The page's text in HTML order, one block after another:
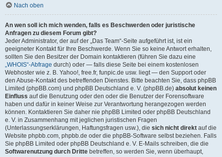
Nach oben
An wen soll ich mich wenden, falls es Beschwerden oder juristische
Anfragen zu diesem Forum gibt?
Jeder Administrator, der auf der „Das Team“-Seite aufgeführt ist, ist ein
geeigneter Kontakt für Ihre Beschwerde. Wenn Sie so keine Antwort erhalten,
sollten Sie den Besitzer der Domain kontaktieren (führen Sie dazu eine
„WHOIS“-Abfrage durch) oder — falls diese Seite bei einem kostenlosen
Webhoster wie z. B. Yahoo!, free.fr, funpic.de usw. liegt — den Support oder
den Abuse-Kontakt des betreffenden Dienstes. Bitte beachten Sie, dass phpBB
Limited (phpBB.com) und phpBB Deutschland e. V. (phpBB.de) absolut keinen
Einfluss auf die Benutzung oder den oder die Benutzer der Forensoftware
haben und dafür in keiner Weise zur Verantwortung herangezogen werden
können. Kontaktieren Sie daher nie phpBB Limited oder phpBB Deutschland
e. V. in Zusammenhang mit jeglichen juristischen Fragen
(Unterlassungserklärungen, Haftungsfragen usw.), die sich nicht direkt auf die
Website phpbb.com, phpbb.de oder die phpBB-Software selbst beziehen. Falls
Sie phpBB Limited oder phpBB Deutschland e. V. E-Mails schreiben, die die
Softwarenutzung durch Dritte betreffen, so werden Sie, wenn überhaupt,